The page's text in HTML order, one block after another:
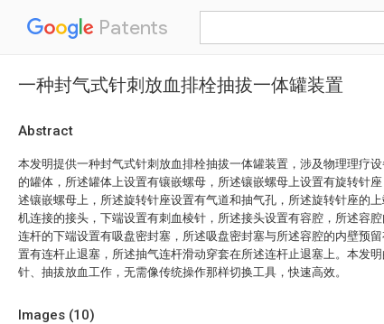
Patents
一种封气式针刺放血排栓抽拔一体罐装置
Abstract
本发明提供一种封气式针刺放血排栓抽拔一体罐装置，涉及物理理疗
的罐体，所述罐体上设置有镶嵌螺母，所述镶嵌螺母上设置有旋转针
述镶嵌螺母上，所述旋转针座设置有气道和抽气孔，所述旋转针座的
机连接的接头，下端设置有刺血棱针，所述接头设置有容腔，所述容
连杆的下端设置有吸盘密封塞，所述吸盘密封塞与所述容腔的内壁预
置有连杆止退塞，所述抽气连杆滑动穿套在所述连杆止退塞上。本发
针、抽拔放血工作，无需像传统操作那样切换工具，快速高效。
Images (10)